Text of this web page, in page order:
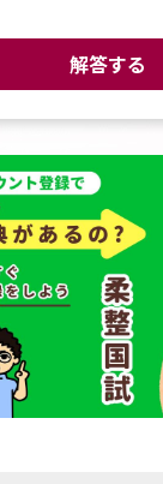
解答する